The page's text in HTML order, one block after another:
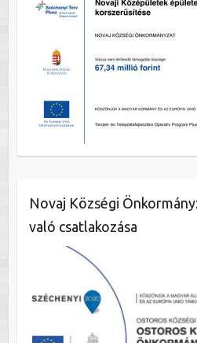
Novaj Községi
való csatlakozása